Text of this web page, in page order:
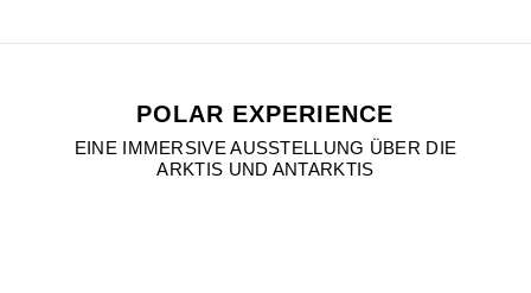
POLAR EXPERIENCE
EINE IMMERSIVE AUSSTELLUNG ÜBER DIE
ARKTIS UND ANTARKTIS